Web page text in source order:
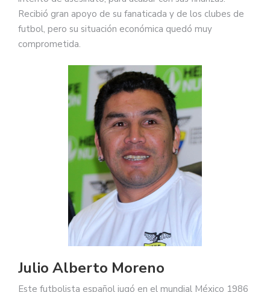
Recibió gran apoyo de su fanaticada y de los clubes de
futbol, pero su situación económica quedó muy
comprometida.
Julio Alberto Moreno
Este futbolista español jugó en el mundial México 1986